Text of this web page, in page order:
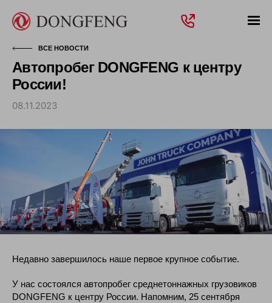
ВСЕ НОВОСТИ
Автопробег DONGFENG к центру
России!
08.11.2023
Недавно завершилось наше первое крупное событие.
У нас состоялся автопробег среднетоннажных грузовиков
DONGFENG к центру России. Напомним, 25 сентября